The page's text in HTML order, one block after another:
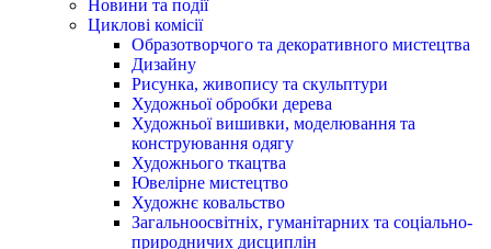
Новини та події
Циклові комісії
Образотворчого та декоративного мистецтва
Дизайну
Рисунка, живопису та скульптури
Художньої обробки дерева
Художньої вишивки, моделювання та
конструювання одягу
Художнього ткацтва
Ювелірне мистецтво
Художнє ковальство
Загальноосвітніх, гуманітарних та соціально-
природничих дисциплін